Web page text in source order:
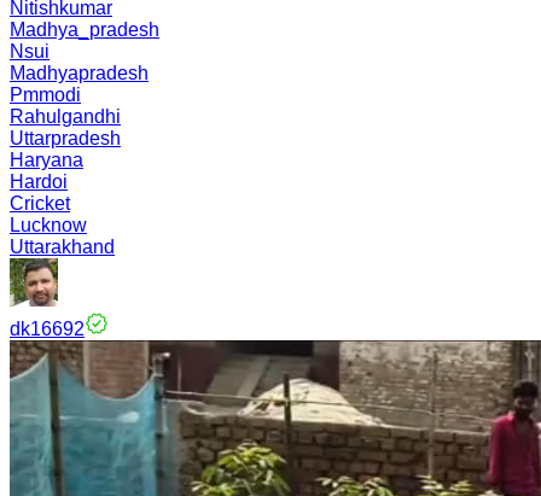
Nitishkumar
Madhya_pradesh
Nsui
Madhyapradesh
Pmmodi
Rahulgandhi
Uttarpradesh
Haryana
Hardoi
Cricket
Lucknow
Uttarakhand
dk16692